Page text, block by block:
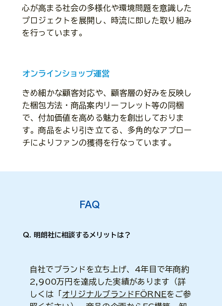
心が高まる社会の多様化や環境問題を意識した
プロジェクトを展開し、時流に即した取り組み
を行っています。
オンラインショップ運営
きめ細かな顧客対応や、顧客層の好みを反映し
た梱包方法・商品案内リーフレット等の同梱
で、付加価値を高める魅力を創出しておりま
す。商品をより引き立てる、多角的なアプロー
チによりファンの獲得を行なっています。
FAQ
Q. 明朗社に相談するメリットは？
自社でブランドを立ち上げ、4年目で年商約
2,900万円を達成した実績があります（詳
しくは「 オリジナルブランドFÖRNEをご参